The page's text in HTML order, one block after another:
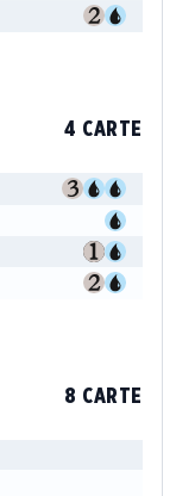
4 CARTE
8 CARTE